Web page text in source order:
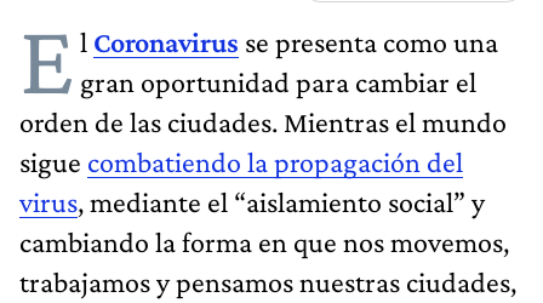
E l Coronavirus se presenta como una
gran oportunidad para cambiar el
orden de las ciudades. Mientras el mundo
sigue combatiendo la propagación del
virus, mediante el “aislamiento social” y
cambiando la forma en que nos movemos,
trabajamos y pensamos nuestras ciudades,